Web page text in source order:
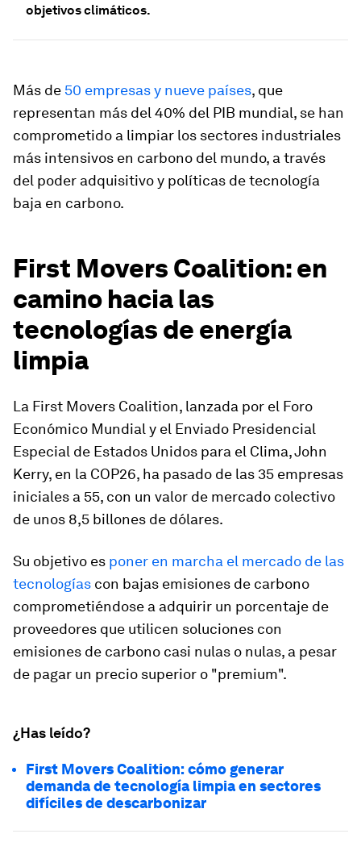
objetivos climáticos.
Más de 50 empresas y nueve países, que
representan más del 40% del PIB mundial, se han
comprometido a limpiar los sectores industriales
más intensivos en carbono del mundo, a través
del poder adquisitivo y políticas de tecnología
baja en carbono.
First Movers Coalition: en
camino hacia las
tecnologías de energía
limpia
La First Movers Coalition, lanzada por el Foro
Económico Mundial y el Enviado Presidencial
Especial de Estados Unidos para el Clima, John
Kerry, en la COP26, ha pasado de las 35 empresas
iniciales a 55, con un valor de mercado colectivo
de unos 8,5 billones de dólares.
Su objetivo es poner en marcha el mercado de las
tecnologías con bajas emisiones de carbono
comprometiéndose a adquirir un porcentaje de
proveedores que utilicen soluciones con
emisiones de carbono casi nulas o nulas, a pesar
de pagar un precio superior o "premium".
¿Has leído?
First Movers Coalition: cómo generar
demanda de tecnología limpia en sectores
difíciles de descarbonizar